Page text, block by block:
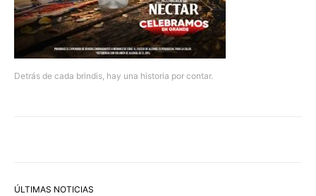
Detrás de cada brindis, hay una historia por contar.
ÚLTIMAS NOTICIAS